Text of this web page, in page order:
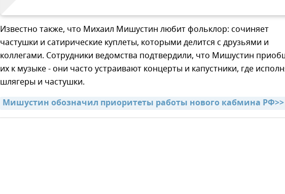
Известно также, что Михаил Мишустин любит фольклор: сочиняет
частушки и сатирические куплеты, которыми делится с друзьями и
коллегами. Сотрудники ведомства подтвердили, что Мишустин
их к музыке - они часто устраивают концерты и капустники, где
шлягеры и частушки.
Мишустин обозначил приоритеты работы нового кабмина РФ>>